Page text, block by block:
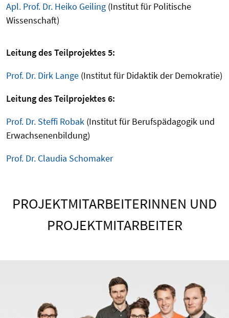
Apl. Prof. Dr. Heiko Geiling (Institut für Politische
Wissenschaft)
Leitung des Teilprojektes 5:
Prof. Dr. Dirk Lange (Institut für Didaktik der Demokratie)
Leitung des Teilprojektes 6:
Prof. Dr. Steffi Robak (Institut für Berufspädagogik und
Erwachsenenbildung)
Prof. Dr. Claudia Schomaker
PROJEKTMITARBEITERINNEN UND
PROJEKTMITARBEITER